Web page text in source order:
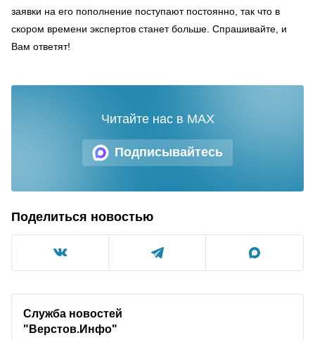
заявки на его пополнение поступают постоянно, так что в
скором времени экспертов станет больше. Спрашивайте, и
Вам ответят!
Подписывайтесь
Читайте нас в MAX
Поделиться новостью
Служба новостей
"Верстов.Инфо"